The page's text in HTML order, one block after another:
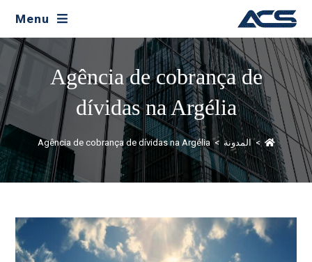
Menu
Agência de cobrança de
dívidas na Argélia
> المدونة >
Agência de cobrança de dívidas na Argélia